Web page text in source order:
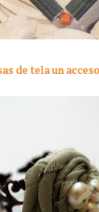
de tela un